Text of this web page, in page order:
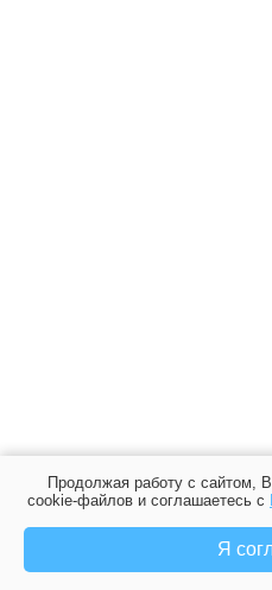
Продолжая работу с сайтом,
cookie-файлов и соглашаетесь с
Я